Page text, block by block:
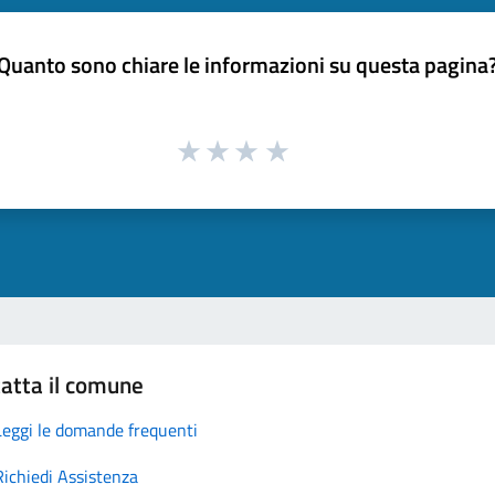
sono chiare le informazioni su questa
il comune
le domande frequenti
Assistenza